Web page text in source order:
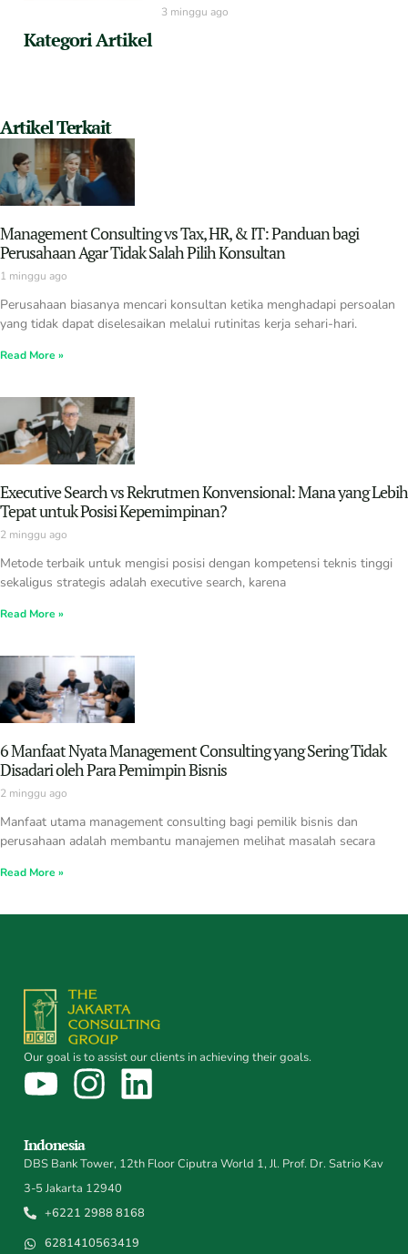
3 minggu ago
Kategori Artikel
Artikel Terkait
Management Consulting vs Tax, HR, & IT: Panduan bagi
Perusahaan Agar Tidak Salah Pilih Konsultan
1 minggu ago
Perusahaan biasanya mencari konsultan ketika menghadapi persoalan
yang tidak dapat diselesaikan melalui rutinitas kerja sehari-hari.
Read More »
Executive Search vs Rekrutmen Konvensional: Mana yang Lebih
Tepat untuk Posisi Kepemimpinan?
2 minggu ago
Metode terbaik untuk mengisi posisi dengan kompetensi teknis tinggi
sekaligus strategis adalah executive search, karena
Read More »
6 Manfaat Nyata Management Consulting yang Sering Tidak
Disadari oleh Para Pemimpin Bisnis
2 minggu ago
Manfaat utama management consulting bagi pemilik bisnis dan
perusahaan adalah membantu manajemen melihat masalah secara
Read More »
Our goal is to assist our clients in achieving their goals.
Indonesia
DBS Bank Tower, 12th Floor Ciputra World 1, Jl. Prof. Dr. Satrio Kav
3-5 Jakarta 12940
+6221 2988 8168
6281410563419